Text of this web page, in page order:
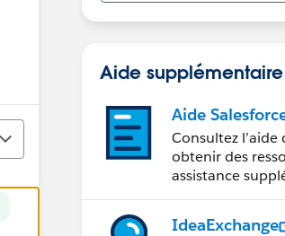
Aide supplémentaire
Aide
Consultez
obtenir des
assistance
IdeaExchange